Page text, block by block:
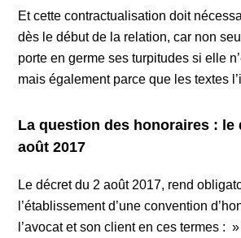
Et cette contractualisation doit
dès le début de la relation, car non
porte en germe ses turpitudes si elle
mais également parce que les textes
La question des honoraires : le
août 2017
Le décret du 2 août 2017, rend
l’établissement d’une convention
l’avocat et son client en ces termes :